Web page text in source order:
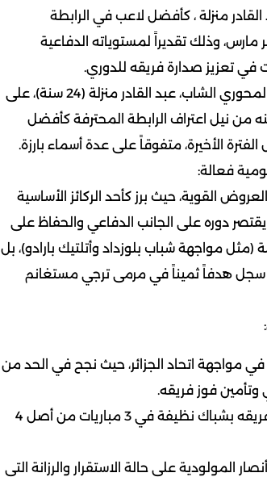
القادر منزلة ، كأفضل لاعب في الرابطة
مارس، وذلك تقديراً لمستوياته الدفاعية
في تعزيز صدارة فريقه للدوري.
الجزائر العاصمة – بصم المدافع المحوري الشاب، عبد القادر منزلة (24 سنة)، على
من نيل اعتراف الرابطة المحترفة كأفضل
الأخيرة، متفوقاً على عدة أسماء بارزة.
فعالة:
القوية، حيث برز كأحد الركائز الأساسية
دوره على الجانب الدفاعي والحفاظ على
مواجهة شباب بلوزداد وأتلتيك بارادو)، بل
سجل هدفاً ثميناً في مرمى ترجي مستغانم
في مواجهة اتحاد الجزائر، حيث نجح في الحد من
فوز فريقه.
نظافة الشباك: ساهم في خروج فريقه بشباك نظيفة في 3 مباريات من أصل 4
المولودية على حالة الاستقرار والرزانة التي